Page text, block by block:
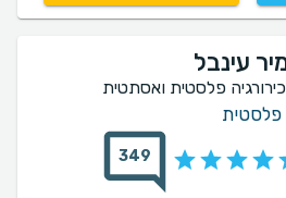
עינבל
פלסטית ואסתטית
פלסטית
349